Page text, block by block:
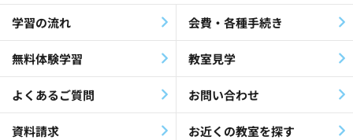
学習の流れ 会費・各種手続き
無料体験学習 教室見学
よくあるご質問 お問い合わせ
資料請求 お近くの教室を探す